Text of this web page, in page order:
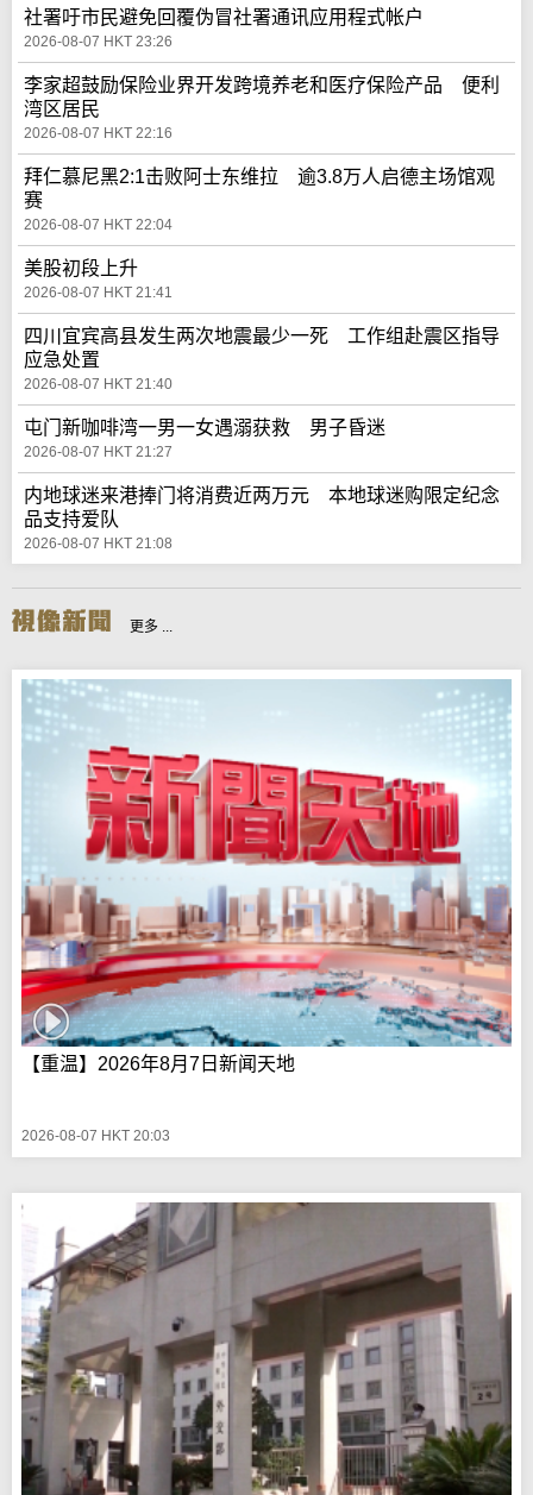
社署吁市民避免回覆伪冒社署通讯应用程式帐户
2026-08-07 HKT 23:26
李家超鼓励保险业界开发跨境养老和医疗保险产品 便利
湾区居民
2026-08-07 HKT 22:16
拜仁慕尼黑2:1击败阿士东维拉 逾3.8万人启德主场馆观
赛
2026-08-07 HKT 22:04
美股初段上升
2026-08-07 HKT 21:41
四川宜宾高县发生两次地震最少一死 工作组赴震区指导
应急处置
2026-08-07 HKT 21:40
屯门新咖啡湾一男一女遇溺获救 男子昏迷
2026-08-07 HKT 21:27
内地球迷来港捧门将消费近两万元 本地球迷购限定纪念
品支持爱队
2026-08-07 HKT 21:08
更多 ...
【重温】2026年8月7日新闻天地
2026-08-07 HKT 20:03